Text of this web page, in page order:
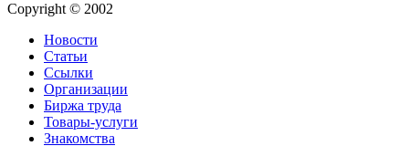
Copyright © 2002
Новости
Статьи
Ссылки
Организации
Биржа труда
Товары-услуги
Знакомства